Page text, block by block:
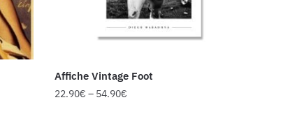
Affiche Vintage Foot
22.90€ – 54.90€